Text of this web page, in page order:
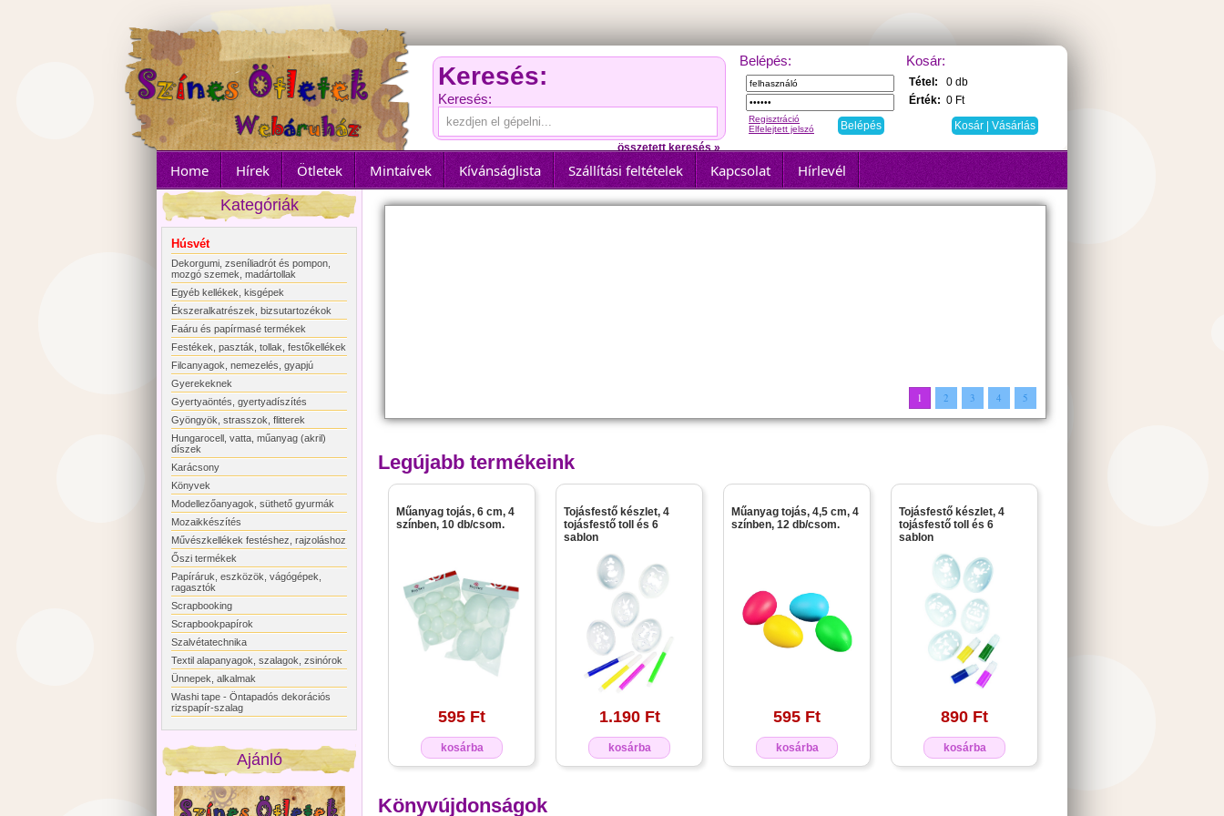
Keresés:
Keresés:
összetett keresés »
Belépés:
Regisztráció
Elfelejtett jelszó
Kosár:
Tétel:
0 db
Érték: 0 Ft
Kosár | Vásárlás
Home Hírek Ötletek Mintaívek Kívánságlista Szállítási feltételek Kapcsolat
Hírlevél
Kategóriák
Húsvét
Dekorgumi, zseníliadrót és pompon,
mozgó szemek, madártollak
Egyéb kellékek, kisgépek
Ékszeralkatrészek, bizsutartozékok
Faáru és papírmasé termékek
Festékek, paszták, tollak, festőkellékek
Filcanyagok, nemezelés, gyapjú
Gyerekeknek
Gyertyaöntés, gyertyadíszítés
Gyöngyök, strasszok, flitterek
Hungarocell, vatta, műanyag (akril)
díszek
Karácsony
Könyvek
Modellezőanyagok, süthető gyurmák
Mozaikkészítés
Művészkellékek festéshez, rajzoláshoz
Őszi termékek
Papíráruk, eszközök, vágógépek,
ragasztók
Scrapbooking
Scrapbookpapírok
Szalvétatechnika
Textil alapanyagok, szalagok, zsinórok
Ünnepek, alkalmak
Washi tape - Öntapadós dekorációs
rizspapír-szalag
Ajánló
1 2 3 4 5
Legújabb termékeink
Műanyag tojás, 6 cm, 4
színben, 10 db/csom.
595 Ft
kosárba
Tojásfestő készlet, 4
tojásfestő toll és 6
sablon
1.190 Ft
kosárba
Műanyag tojás, 4,5 cm, 4
színben, 12 db/csom.
595 Ft
kosárba
Tojásfestő készlet, 4
tojásfestő toll és 6
sablon
890 Ft
kosárba
Könyvújdonságok